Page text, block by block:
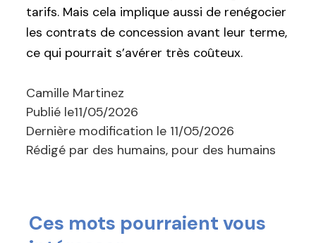
tarifs. Mais cela implique aussi de renégocier
les contrats de concession avant leur terme,
ce qui pourrait s’avérer très coûteux.
Camille Martinez
Publié le11/05/2026
Dernière modification le 11/05/2026
Rédigé par des humains, pour des humains
Ces mots pourraient vous